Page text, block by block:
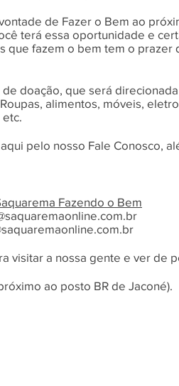
de Fazer o Bem ao
terá essa oportunidade e
que fazem o bem tem o prazer
doação, que será
alimentos, móveis,
pelo nosso Fale Conosco,
Fazendo o Bem
visitar a nossa gente e ver de
ao posto BR de Jaconé).